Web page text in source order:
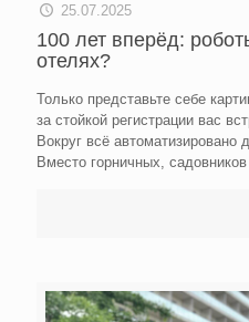
25.07.2025
100 лет вперёд:
отелях?
Только представьте себе
за стойкой регистрации вас
Вокруг всё автоматизировано
Вместо горничных,